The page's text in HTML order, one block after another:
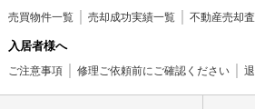
売買物件一覧 売却成功実績一覧 不動産売却
入居者様へ
ご注意事項 修理ご依頼前にご確認ください